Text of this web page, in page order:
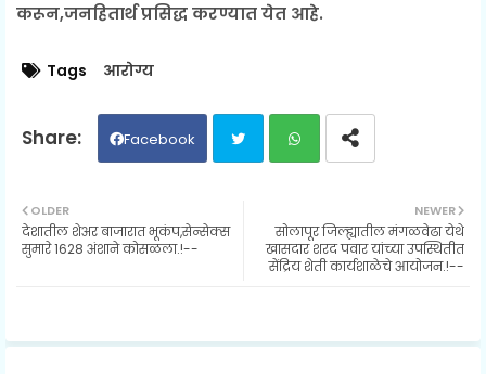
करून,जनहितार्थ प्रसिद्ध करण्यात येत आहे.
Tags आरोग्य
Facebook
ter ats
NEWER
सोलापूर जिल्ह्यातील मंगळवेढा येथे
खासदार शरद पवार यांच्या उपस्थितीत
सेंद्रिय शेती कार्यशाळेचे आयोजन.!--
OLDER
देशातील शेअर बाजारात भूकंप,सेन्सेक्स
सुमारे 1628 अंशाने कोसळला.!--